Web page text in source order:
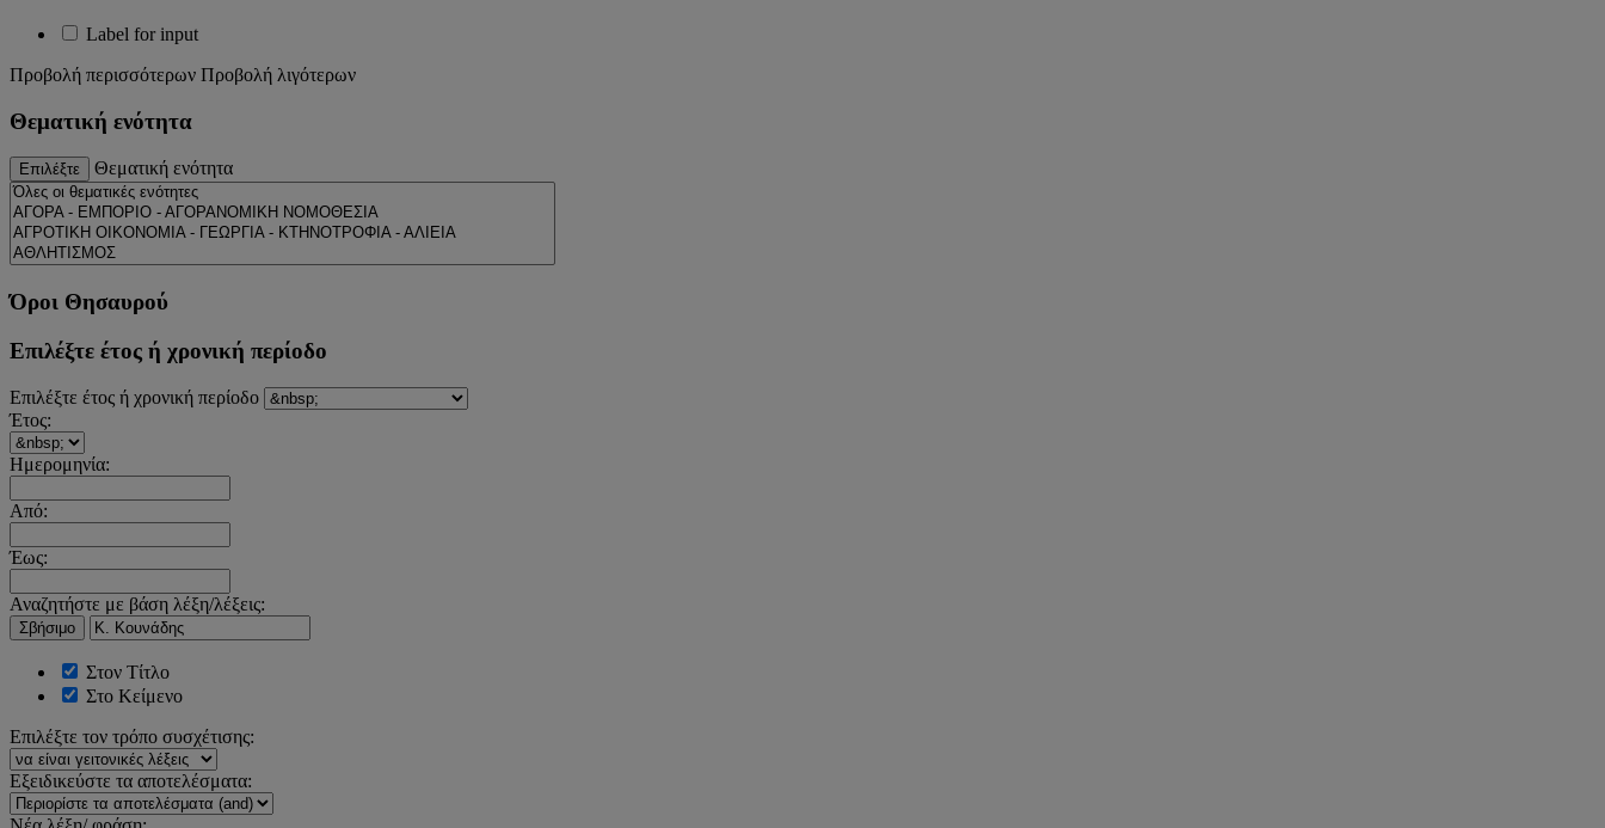
Label for input
Προβολή περισσότερων Προβολή λιγότερων
Θεματική ενότητα
Επιλέξτε Θεματική ενότητα
Όροι Θησαυρού
Επιλέξτε έτος ή χρονική περίοδο
Επιλέξτε έτος ή χρονική περίοδο
Έτος:
Ημερομηνία:
Από:
Έως:
Αναζητήστε με βάση λέξη/λέξεις:
Σβήσιμο
Στον Τίτλο
Στο Κείμενο
Επιλέξτε τον τρόπο συσχέτισης:
Εξειδικεύστε τα αποτελέσματα: